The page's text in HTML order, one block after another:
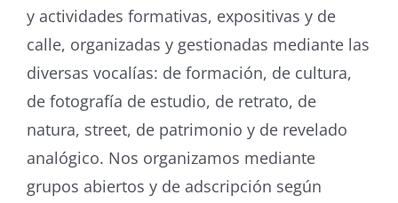
y actividades formativas, expositivas y de
calle, organizadas y gestionadas mediante las
diversas vocalías: de formación, de cultura,
de fotografía de estudio, de retrato, de
natura, street, de patrimonio y de revelado
analógico. Nos organizamos mediante
grupos abiertos y de adscripción según